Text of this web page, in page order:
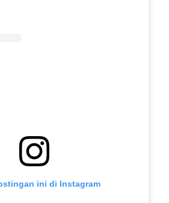
ini di Instagram